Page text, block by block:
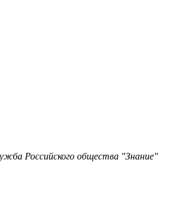
Российского общества "Знание"